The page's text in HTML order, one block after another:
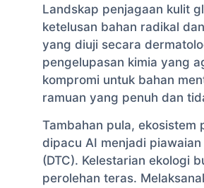
Landskap penjagaan kulit
ketelusan bahan radikal
yang diuji secara
pengelupasan kimia yang
kompromi untuk bahan
ramuan yang penuh dan
Tambahan pula,
dipacu AI menjadi
(DTC). Kelestarian ekologi
perolehan teras.